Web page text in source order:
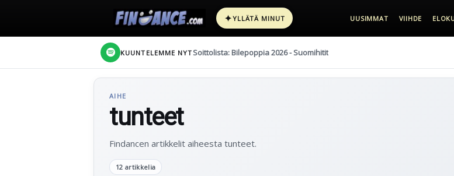
✦YLLÄTÄ MINUT UUSIMMAT VIIHDE
KUUNTELEMME NYT Soittolista: Bilepoppia 2026 - Suomihitit
AIHE
tunteet
Findancen artikkelit aiheesta tunteet.
12 artikkelia